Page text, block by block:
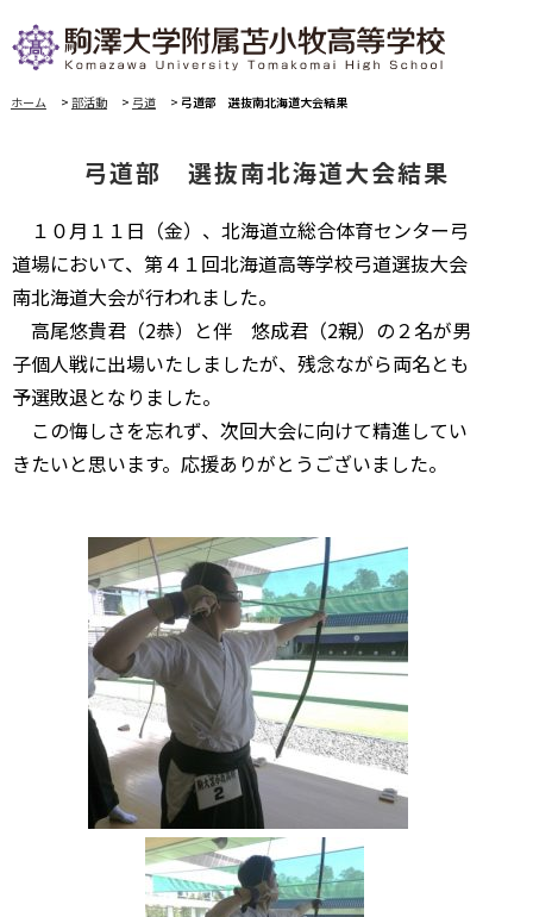
ホーム > 部活動 > 弓道 > 弓道部 選抜南北海道大会結果
弓道部 選抜南北海道大会結果
１０月１１日（金）、北海道立総合体育センター弓
道場において、第４１回北海道高等学校弓道選抜大会
南北海道大会が行われました。
高尾悠貴君（2恭）と伴 悠成君（2親）の２名が男
子個人戦に出場いたしましたが、残念ながら両名とも
予選敗退となりました。
この悔しさを忘れず、次回大会に向けて精進してい
きたいと思います。応援ありがとうございました。